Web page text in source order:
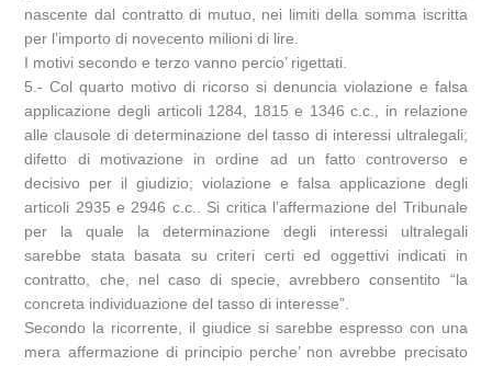
nascente dal contratto di mutuo, nei limiti della somma iscritta
per l’importo di novecento milioni di lire.
I motivi secondo e terzo vanno percio’ rigettati.
5.- Col quarto motivo di ricorso si denuncia violazione e falsa
applicazione degli articoli 1284, 1815 e 1346 c.c., in relazione
alle clausole di determinazione del tasso di interessi ultralegali;
difetto di motivazione in ordine ad un fatto controverso e
decisivo per il giudizio; violazione e falsa applicazione degli
articoli 2935 e 2946 c.c.. Si critica l’affermazione del Tribunale
per la quale la determinazione degli interessi ultralegali
sarebbe stata basata su criteri certi ed oggettivi indicati in
contratto, che, nel caso di specie, avrebbero consentito “la
concreta individuazione del tasso di interesse”.
Secondo la ricorrente, il giudice si sarebbe espresso con una
mera affermazione di principio perche’ non avrebbe precisato